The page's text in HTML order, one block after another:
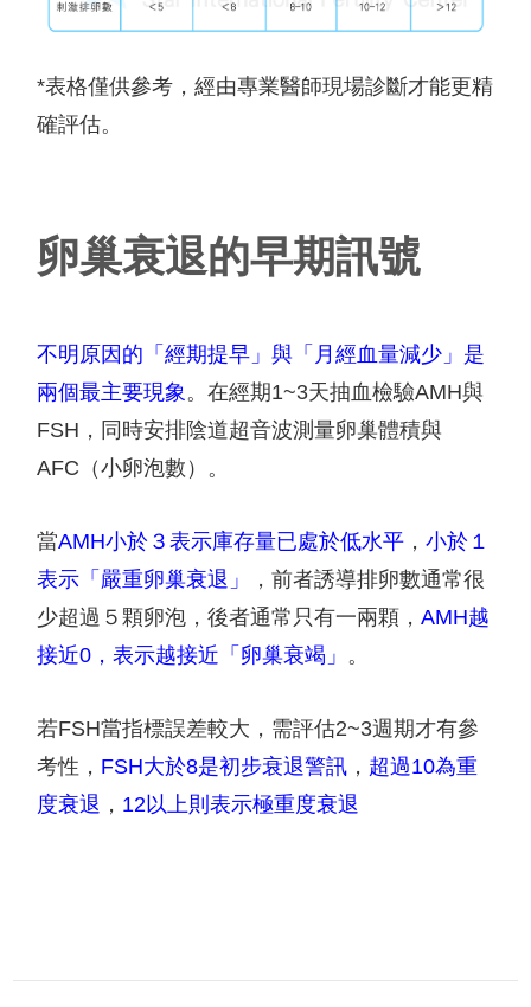
*表格僅供參考，經由專業醫師現場診斷才能更精
確評估。
卵巢衰退的早期訊號
不明原因的「經期提早」與「月經血量減少」是
兩個最主要現象 。在經期1~3天抽血檢驗AMH與
FSH ，同時安排陰道超音波測量卵巢體積與
AFC （小卵泡數）。
當AMH小於３表示庫存量已處於低水平 ，小於１
表示「嚴重卵巢衰退」
，前者誘導排卵數通常很
少超過５顆卵泡，後者通常只有一兩顆，AMH越
接近0 ，表示越接近「卵巢衰竭」 。
若FSH當指標誤差較大，需評估2~3週期才有參
考性， FSH大於8是初步衰退警訊 ， 超過10為重
度衰退 ， 12 以上則表示極重度衰退